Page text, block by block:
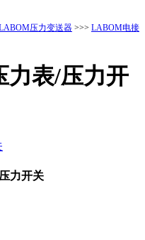
压力变送器 >>> LABOM电接
表/压力开
力开关